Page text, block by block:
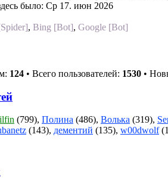
было: Ср 17. июн 2026
, Bing [Bot], Google [Bot]
124 • Всего пользователей: 1530 •
(799), Полина (486), Волька (319),
(143), дементий (135), w00dwolf